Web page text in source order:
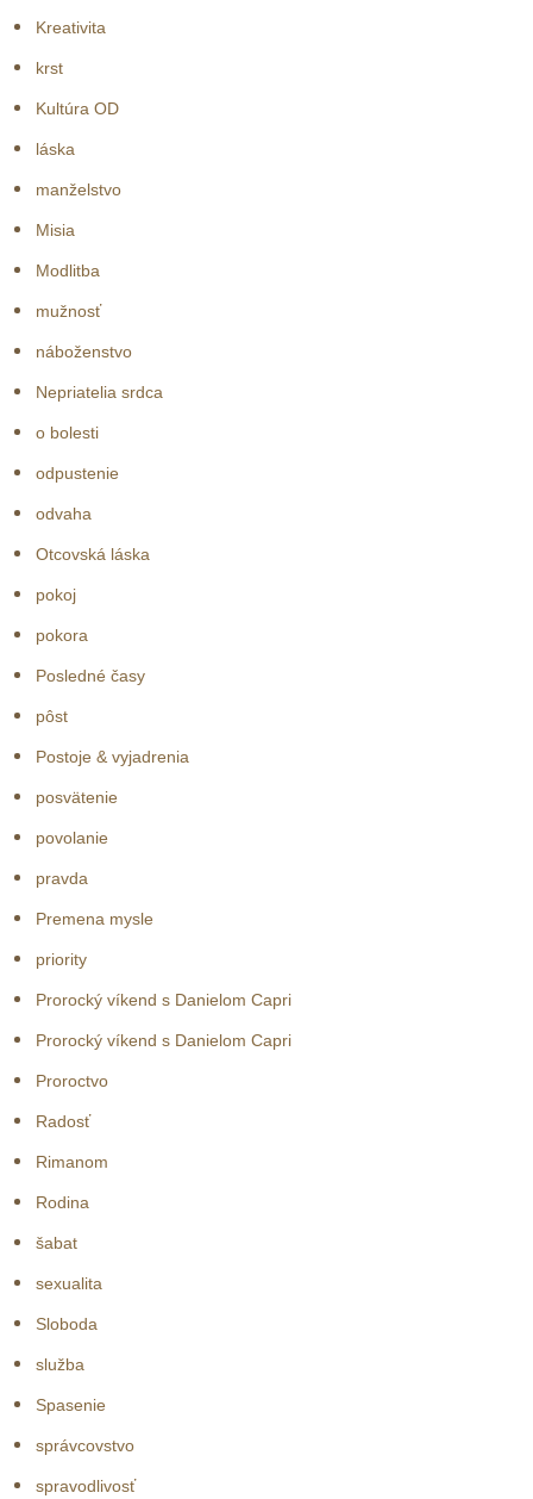
Kreativita
krst
Kultúra OD
láska
manželstvo
Misia
Modlitba
mužnosť
náboženstvo
Nepriatelia srdca
o bolesti
odpustenie
odvaha
Otcovská láska
pokoj
pokora
Posledné časy
pôst
Postoje & vyjadrenia
posvätenie
povolanie
pravda
Premena mysle
priority
Prorocký víkend s Danielom Capri
Prorocký víkend s Danielom Capri
Proroctvo
Radosť
Rimanom
Rodina
šabat
sexualita
Sloboda
služba
Spasenie
správcovstvo
spravodlivosť